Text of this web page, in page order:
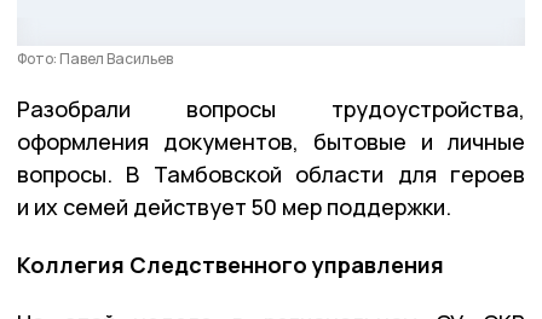
Фото: Павел Васильев
Разобрали вопросы трудоустройства,
оформления документов, бытовые и личные
вопросы. В Тамбовской области для героев
и их семей действует 50 мер поддержки.
Коллегия Следственного управления